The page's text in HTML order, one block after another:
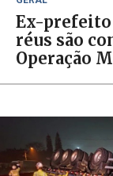
Ex-prefeito
réus são
Operação